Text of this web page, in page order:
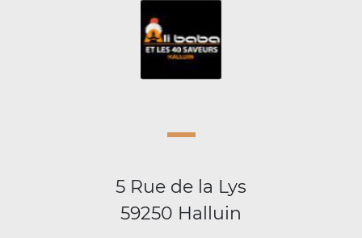
5 Rue de la Lys
59250 Halluin